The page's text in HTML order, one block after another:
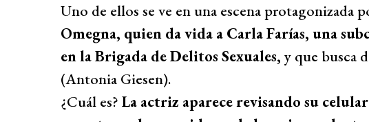
Uno de ellos se ve en una escena protagonizada
Omegna, quien da vida a Carla Farías, una
en la Brigada de Delitos Sexuales, y que busca
(Antonia Giesen).
¿Cuál es? La actriz aparece revisando su